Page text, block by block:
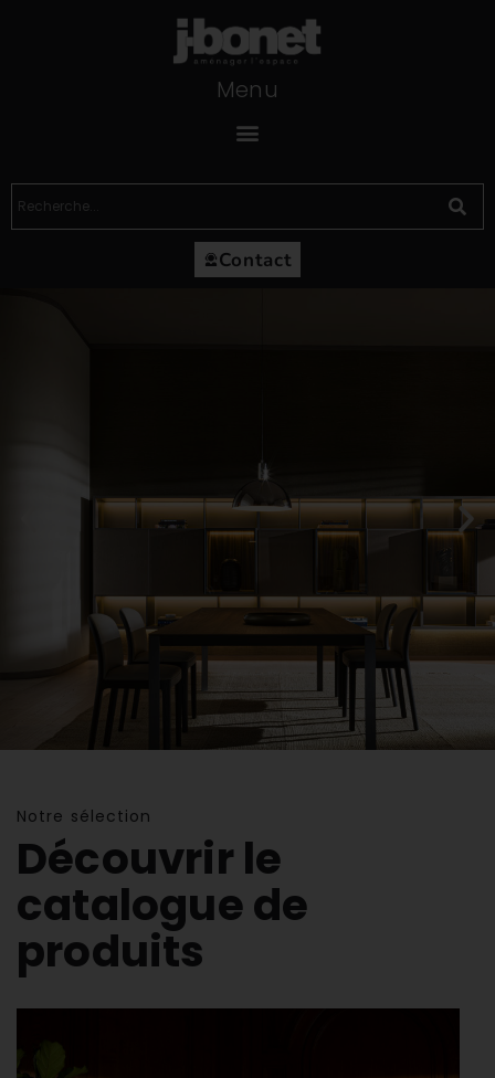
Menu
Contact
MSR-JBONET
Nouveau showroom privé à
Monaco
Prendre RDV
Notre sélection
Découvrir le
catalogue de
produits